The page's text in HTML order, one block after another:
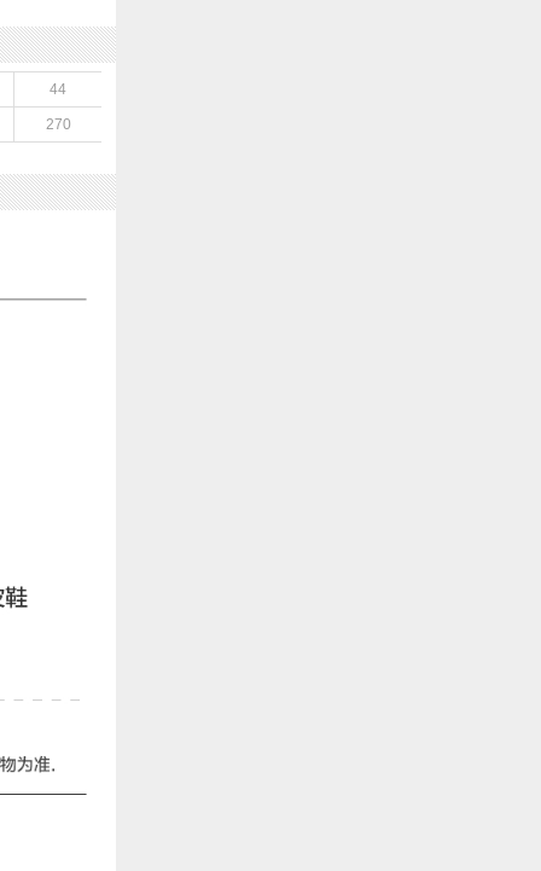
44
270